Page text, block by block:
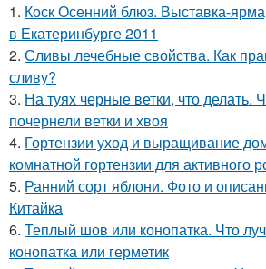
1. Коск Осенний блюз. Выставка-
в Екатеринбурге 2011
2. Сливы лечебные свойства. Как
сливу?
3. На туях черные ветки, что делать.
почернели ветки и хвоя
4. Гортензии уход и выращивание
комнатной гортензии для активного
5. Ранний сорт яблони. Фото и
Китайка
6. Теплый шов или конопатка. Что
конопатка или герметик